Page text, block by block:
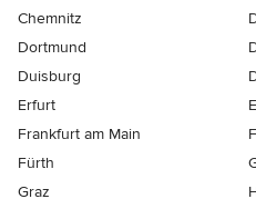
Chemnitz
Dortmund
Duisburg
Erfurt
Frankfurt am Main
Fürth
Graz